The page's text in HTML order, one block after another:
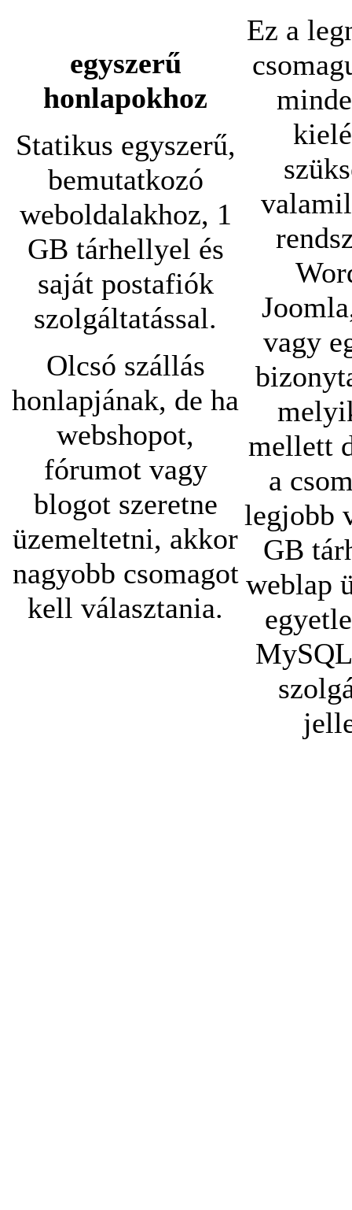
egyszerű
honlapokhoz
Statikus egyszerű,
bemutatkozó
weboldalakhoz, 1
GB tárhellyel és
saját postafiók
szolgáltatással.
Olcsó szállás
honlapjának, de ha
webshopot,
fórumot vagy
blogot szeretne
üzemeltetni, akkor
nagyobb csomagot
kell választania.
Ez a
vagy
mellett
a
legjobb
GB
weblap